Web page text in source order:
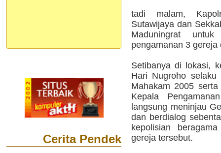
Cerita Pendek
tadi malam,
Sutawijaya dan
Maduningrat
pengamanan 3 gereja
Setibanya di lokasi,
Hari Nugroho
Mahakam 2005
Kepala
langsung meninjau
dan berdialog
kepolisian
gereja tersebut.